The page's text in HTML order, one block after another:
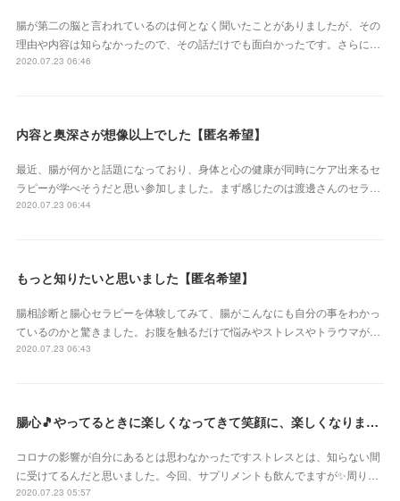
腸が第二の脳と言われているのは何となく聞いたことがありましたが、その
理由や内容は知らなかったので、その話だけでも面白かったです。さらに…
2020.07.23 06:46
内容と奥深さが想像以上でした【匿名希望】
最近、腸が何かと話題になっており、身体と心の健康が同時にケア出来るセ
ラピーが学べそうだと思い参加しました。まず感じたのは渡邊さんのセラ…
2020.07.23 06:44
もっと知りたいと思いました【匿名希望】
腸相診断と腸心セラピーを体験してみて、腸がこんなにも自分の事をわかっ
ているのかと驚きました。お腹を触るだけで悩みやストレスやトラウマが…
2020.07.23 06:43
腸心🎵やってるときに楽しくなってきて笑顔に、楽しくなりました【神奈川県 まるまるマリモさん】
コロナの影響が自分にあるとは思わなかったですストレスとは、知らない間
に受けてるんだと思いました。今回、サプリメントも飲んでますが✨周り…
2020.07.23 05:57